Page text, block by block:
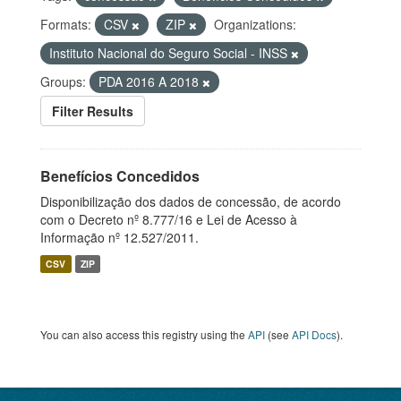
Formats:
CSV ZIP
Organizations:
Instituto Nacional do Seguro Social - INSS
Groups:
PDA 2016 A 2018
Filter Results
Benefícios Concedidos
Disponibilização dos dados de concessão, de acordo
com o Decreto nº 8.777/16 e Lei de Acesso à
Informação nº 12.527/2011.
CSV ZIP
You can also access this registry using the API (see API Docs).